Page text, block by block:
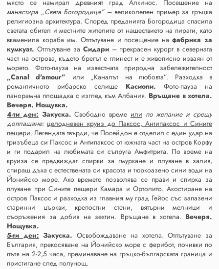
място се намирал древният град Алкинос. Посещение на
манастира „Света Богородица”– великолепен пример за гръцка
религиозна архитектура. Според преданията Богородица спасила
светата обител и местните жителите от нашествието на пирати, като
вкаменила кораба им. Отпътуване и посещение нафабрика за
кумкуат. Отпътуване за Сидари– прекрасен курорт в северната
част на острова, където брегът е глинест и е живописно изваян от
морето. Фото-пауза на известната природна забележителност
„Canal d'amour” или „Каналът на любовта”. Разходка в
романтичното рибарско селище Касиопи. Фото-пауза на
панорамна площадка с изглед към Албания. Връщане в хотела.
Вечеря. Нощувка.
4-ти ден: Закуска. Свободно време или по желание и срещу
доплащане: целодневен круиз до Паксос, Антипаксос и Сините
пещери. Легендата твърди, че Посейдон е отделил с един удар на
тризъбеца си Паксос и Антипаксос от южната част на остров Корфу
и ги подарил на любимата си съпруга Амфитрита. По време на
круиза се предвиждат спирки за гмуркане и плуване в залив,
спиращ дъха с естествената си красота и тюркоазено сини води на
Йонийско море. Ако времето позволява се прави и спирка за
плуване при Сините пещери Камара и Ортолито. Акостиране на
остров Паксос и разходка из главния му град Гейос със запазени
старинни църкви, крепостни стени, вятърни мелници и
съоръжения за добив на зехтин. Връщане в хотела. Вечеря.
Нощувка.
5-ти ден: Закуска. Освобождаване на хотела. Отпътуване за
България, прекосяване на Йонийско море с ферибот, почивки по
пътя на 2-2,5 часа, преминаване на гръцко-българската граница и
пристигане след полунощ.